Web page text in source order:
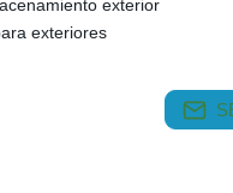
exterior
exteriores